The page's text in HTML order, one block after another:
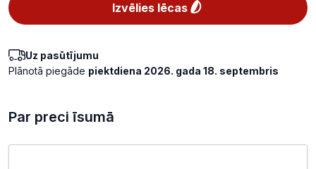
Izvēlies lēcas
Uz pasūtījumu
Plānotā piegāde piektdiena 2026. gada 18. septembris
Par preci īsumā